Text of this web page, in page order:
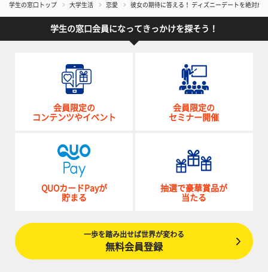
学生の窓口トップ 大学生活 恋愛 彼女の期待に答える！ ディズニーデートを絶対成
学生の窓口会員になってきっかけを探そう！
会員限定の
コンテンツやイベント
会員限定の
セミナー開催
QUOカードPayが
貯まる
抽選で豪華賞品が
当たる
一歩を踏み出せば世界が変わる
無料会員登録